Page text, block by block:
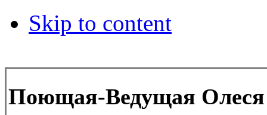
Skip to content
Поющая-Ведущая Олеся